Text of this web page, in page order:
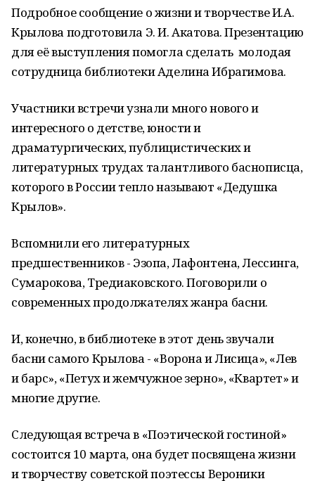
Подробное сообщение о жизни и творчестве И.А.
Крылова подготовила Э. И. Акатова. Презентацию
для её выступления помогла сделать молодая
сотрудница библиотеки Аделина Ибрагимова.
Участники встречи узнали много нового и
интересного о детстве, юности и
драматургических, публицистических и
литературных трудах талантливого баснописца,
которого в России тепло называют «Дедушка
Крылов».
Вспомнили его литературных
предшественников - Эзопа, Лафонтена, Лессинга,
Сумарокова, Тредиаковского. Поговорили о
современных продолжателях жанра басни.
И, конечно, в библиотеке в этот день звучали
басни самого Крылова - «Ворона и Лисица», «Лев
и барс», «Петух и жемчужное зерно», «Квартет» и
многие другие.
Следующая встреча в «Поэтической гостиной»
состоится 10 марта, она будет посвящена жизни
и творчеству советской поэтессы Вероники